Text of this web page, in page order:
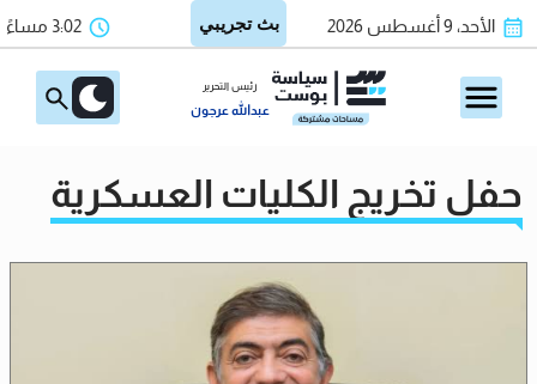
الأحد، 9 أغسطس 2026 3:02 مساءً
رئيس التحرير
عبدالله عرجون
حفل تخريج الكليات العسكرية